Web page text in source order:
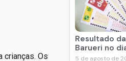
crianças. Os
Resultado
Barueri no
5 de agosto de